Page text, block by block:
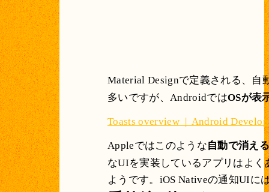
Material Designで定義される、自
多いですが、AndroidではOSが表
Toasts overview | Android
Appleではこのような自動で消え
なUIを実装しているアプリはよく
ようです。iOS Nativeの通知UIに